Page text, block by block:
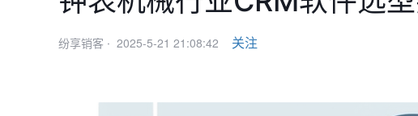
纷享销客 · 2025-5-21 21:08:42 关注